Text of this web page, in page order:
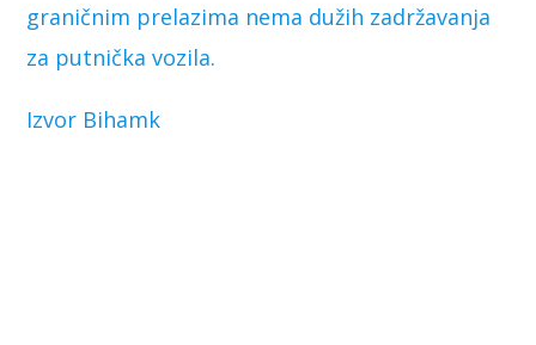
graničnim prelazima nema dužih zadržavanja
za putnička vozila.
Izvor Bihamk